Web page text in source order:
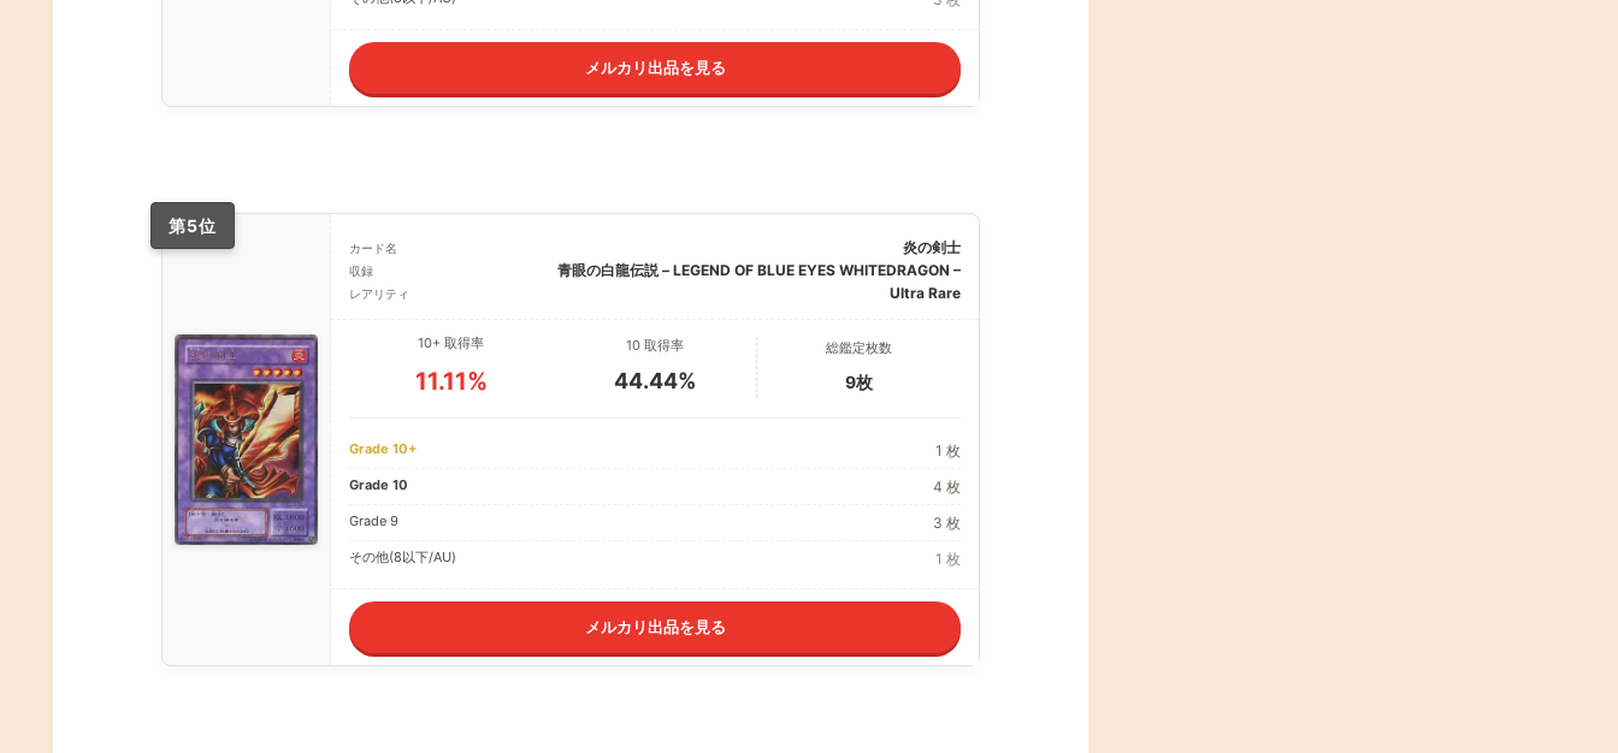
メルカリ出品を見る
第5位
カード名 炎の剣士
収録 青眼の白龍伝説 – LEGEND OF BLUE EYES WHITEDRAGON –
レアリティ Ultra Rare
10+ 取得率
11.11%
10 取得率
44.44%
総鑑定枚数
9枚
Grade 10+ 1 枚
Grade 10 4 枚
Grade 9 3 枚
その他(8以下/AU) 1 枚
メルカリ出品を見る